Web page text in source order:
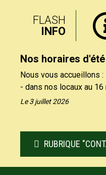
FLASH
INFO
Nos horaires d'été
Nous vous accueillons :
- dans nos locaux au
Savigny-le-Temple
- par téléphone au 01
vendredi de 13h30 à
Le 3 juillet 2026
RUBRIQUE